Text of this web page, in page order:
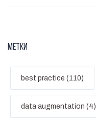
Метки
best practice (110)
data augmentation (4)